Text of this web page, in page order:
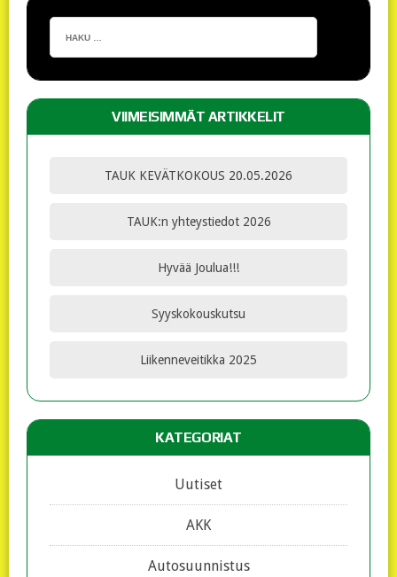
VIIMEISIMMÄT ARTIKKELIT
TAUK KEVÄTKOKOUS 20.05.2026
TAUK:n yhteystiedot 2026
Hyvää Joulua!!!
Syyskokouskutsu
Liikenneveitikka 2025
KATEGORIAT
Uutiset
AKK
Autosuunnistus